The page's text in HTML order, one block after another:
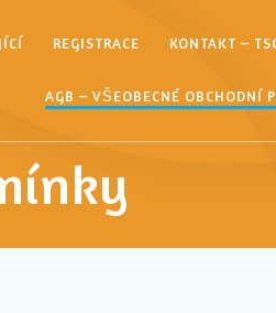
REGISTRACE KONTAKT –
AGB – VŠEOBECNÉ OBCHODNÍ